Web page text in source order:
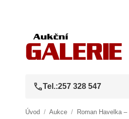
callTel.:257 328 547
Úvod / Aukce / Roman Havelka